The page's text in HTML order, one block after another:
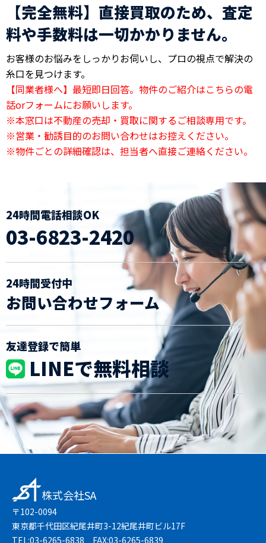
【完全無料】直接買取のため、査定
料や手数料は一切かかりません。
お客様のお悩みをしっかりお伺いし、プロの視点で解決の
糸口を見つけます。
【同業者様へ】最短即日回答。物件のご紹介はこちらの電
話orフォームにお願いします。
※本窓口は不動産の売却・買取に関するご相談専用です。
※営業・勧誘目的のお問い合わせはお控えください。
※物件ごとの詳細確認は、担当者へ直接ご連絡ください。
24時間電話相談OK
03-6823-2420
24時間受付中
お問い合わせフォーム
友達登録で簡単
LINEで無料相談
株式会社SA
〒102-0094
東京都千代田区紀尾井町3-12紀尾井町ビル17F
TEL:03-6265-6838 FAX:03-6265-6839